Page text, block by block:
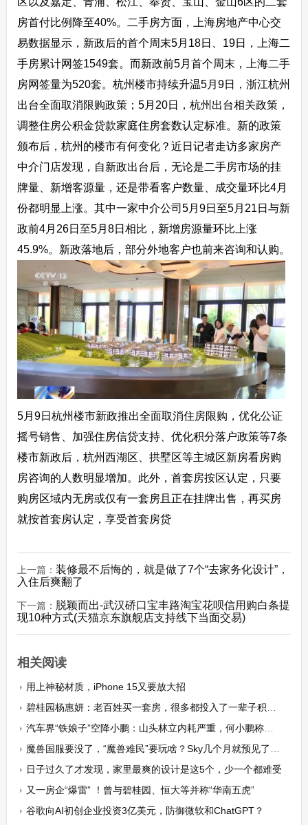
房首付比例降至40%。二手房方面，上海房地产中心交
易数据显示，新政后的首个周末5月18日、19日，上海二
手房累计网签1549套。而新政前5月首个周末，上海二手
房网签量为520套。杭州楼市持续升温5月9日，浙江杭州
出台全面取消限购政策；5月20日，杭州出台相关政策，
调整住房公积金贷款家庭住房套数认定标准。新的政策
颁布后，杭州的楼市有何变化？近日记者走访多家房产
中介门店发现，自新政出台后，无论是二手房市场的挂
牌量、新增客源量，还是带看客户数量、成交量环比4月
份都明显上涨。其中一家中介公司5月9日至5月21日与新
政前4月26日至5月8日相比，新增房源量环比上涨
45.9%。新政落地后，部分外地客户也前来咨询和认购。
5月9日杭州楼市新政推出全面取消住房限购，优化公证
摇号销售、加强住房信贷支持、优化积分落户政策等7条
楼市新政后，杭州西湖区、拱墅区等主城区新房看房购
房咨询的人数明显增加。此外，首套房按区认定，只要
购房区域内无房或仅有一套房且正在挂牌出售，再买房
就按首套房认定，享受首套房贷
上一篇： 装修最不后悔的，就是做了7个“去家务化设计”，
入住后爽翻了
下一篇： 脱颖而出-武汉硚口宝丰路淘宝花呗信用购白条提
现10种方式(天猫京东旗舰店支持线下当面交易)
相关阅读
用上神秘材质，iPhone 15又要放大招
碧桂园杨惠妍：老百姓买一套房，很多都投入了一辈子积蓄，必须保交房
汽车界“铁娘子”空降小鹏：山头林立内耗严重，何小鹏称已“没有退路”
魔兽国服要没了，“魔兽难民”要玩啥？Sky几个月就预见了答案！
日子过久了才发现，家里最爽的设计是这5个，少一个都难受
又一房企“爆雷” ！曾与碧桂园、恒大等并称“华南五虎”
谷歌向AI初创企业投资3亿美元，防御微软和ChatGPT？